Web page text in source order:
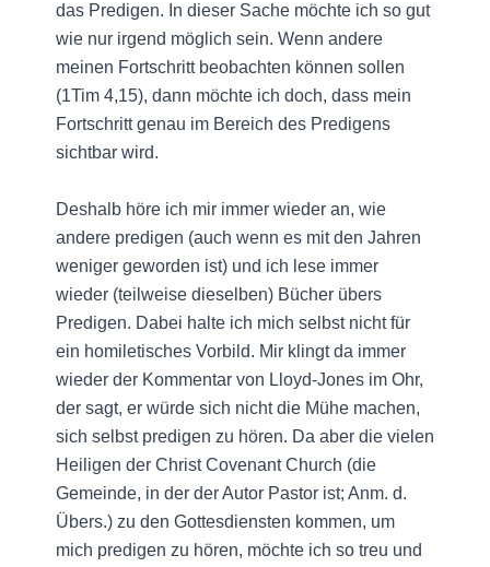
das Predigen. In dieser Sache möchte ich so gut
wie nur irgend möglich sein. Wenn andere
meinen Fortschritt beobachten können sollen
(1Tim 4,15), dann möchte ich doch, dass mein
Fortschritt genau im Bereich des Predigens
sichtbar wird.
Deshalb höre ich mir immer wieder an, wie
andere predigen (auch wenn es mit den Jahren
weniger geworden ist) und ich lese immer
wieder (teilweise dieselben) Bücher übers
Predigen. Dabei halte ich mich selbst nicht für
ein homiletisches Vorbild. Mir klingt da immer
wieder der Kommentar von Lloyd-Jones im Ohr,
der sagt, er würde sich nicht die Mühe machen,
sich selbst predigen zu hören. Da aber die vielen
Heiligen der Christ Covenant Church (die
Gemeinde, in der der Autor Pastor ist; Anm. d.
Übers.) zu den Gottesdiensten kommen, um
mich predigen zu hören, möchte ich so treu und